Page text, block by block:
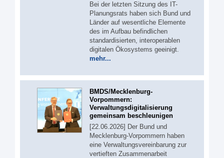
Bei der letzten Sitzung des IT-
Planungsrats haben sich Bund und
Länder auf wesentliche Elemente
des im Aufbau befindlichen
standardisierten, interoperablen
digitalen Ökosystems geeinigt.
mehr...
BMDS/Mecklenburg-
Vorpommern:
Verwaltungsdigitalisierung
gemeinsam beschleunigen
[22.06.2026] Der Bund und
Mecklenburg-Vorpommern haben
eine Verwaltungsvereinbarung zur
vertieften Zusammenarbeit